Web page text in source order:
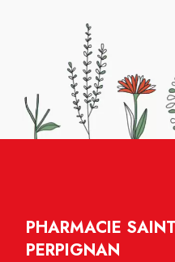
PHARMACIE
PERPIGNAN